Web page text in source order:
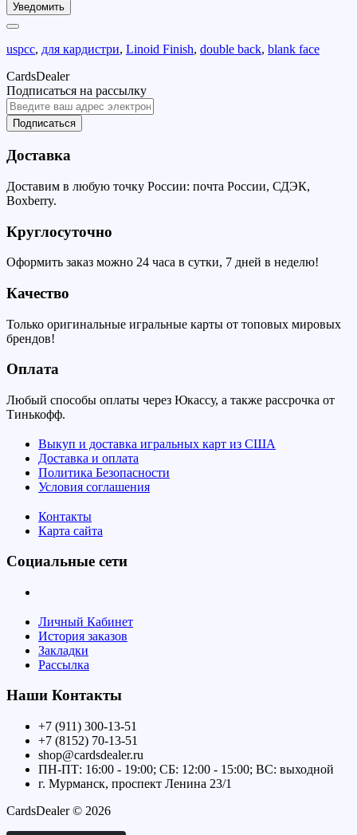
Уведомить
uspcc, для кардистри, Linoid Finish, double back, blank face
CardsDealer
Подписаться на рассылку
Подписаться
Доставка
Доставим в любую точку России: почта России, СДЭК,
Boxberry.
Круглосуточно
Оформить заказ можно 24 часа в сутки, 7 дней в неделю!
Качество
Только оригинальные игральные карты от топовых мировых
брендов!
Оплата
Любый способы оплаты через Юкассу, а также рассрочка от
Тинькофф.
Выкуп и доставка игральных карт из США
Доставка и оплата
Политика Безопасности
Условия соглашения
Контакты
Карта сайта
Социальные сети
Личный Кабинет
История заказов
Закладки
Рассылка
Наши Контакты
+7 (911) 300-13-51
+7 (8152) 70-13-51
shop@cardsdealer.ru
ПН-ПТ: 16:00 - 19:00; СБ: 12:00 - 15:00; ВС: выходной
г. Мурманск, проспект Ленина 23/1
CardsDealer © 2026